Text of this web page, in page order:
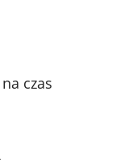
czas